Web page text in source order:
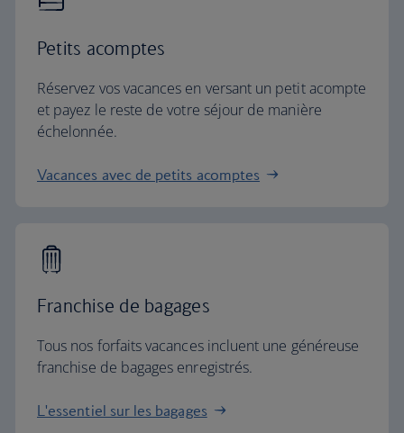
Petits acomptes
Réservez vos vacances en versant un petit acompte
et payez le reste de votre séjour de manière
échelonnée.
Vacances avec de petits acomptes
Franchise de bagages
Tous nos forfaits vacances incluent une généreuse
franchise de bagages enregistrés.
L'essentiel sur les bagages